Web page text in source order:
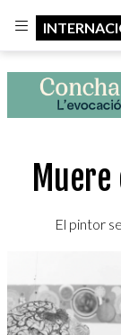
El pintor